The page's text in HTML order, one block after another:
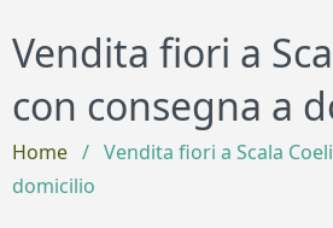
Vendita fiori a
con consegna a
Home / Vendita fiori a Scala
domicilio